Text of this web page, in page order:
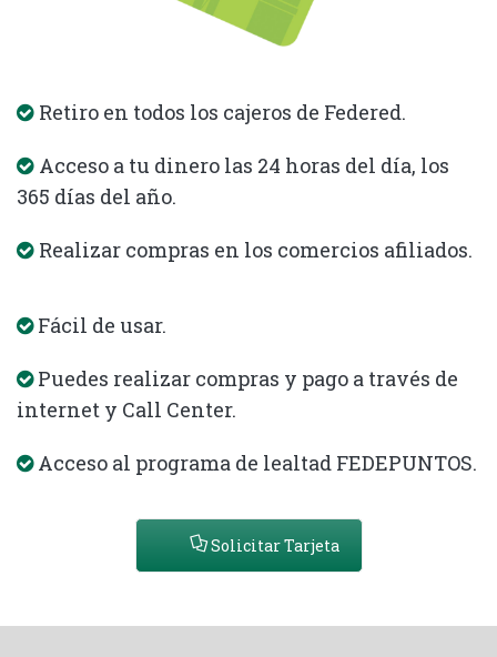
Retiro en todos los cajeros de Federed.
Acceso a tu dinero las 24 horas del día, los
365 días del año.
Realizar compras en los comercios afiliados.
Fácil de usar.
Puedes realizar compras y pago a través de
internet y Call Center.
Acceso al programa de lealtad FEDEPUNTOS.
Solicitar Tarjeta